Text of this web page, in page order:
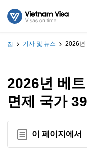
집 기사 및 뉴스 2026년
2026년 베
면제 국가
이 페이지에서